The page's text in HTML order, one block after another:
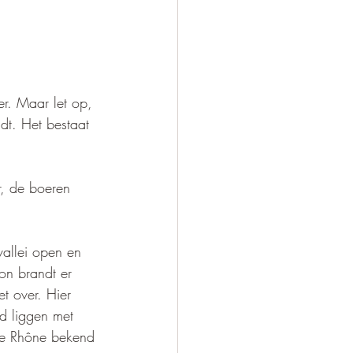
Maar let op,
Het bestaat
de boeren
open en
brandt er
over. Hier
liggen met
Rhône bekend